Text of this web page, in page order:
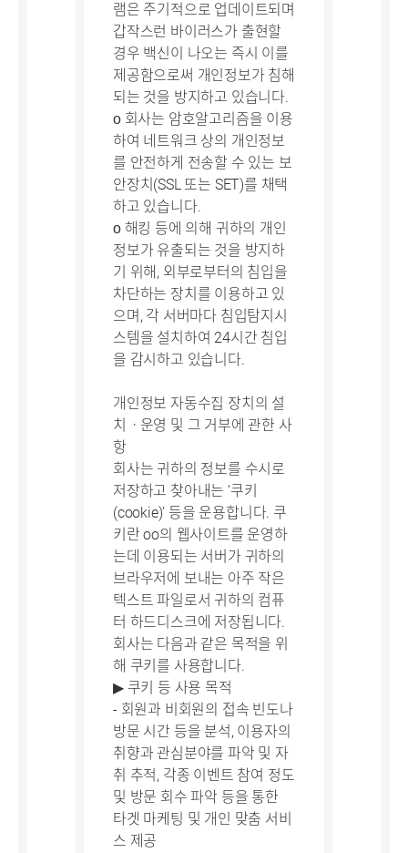
램은 주기적으로 업데이트되며
갑작스런 바이러스가 출현할
경우 백신이 나오는 즉시 이를
제공함으로써 개인정보가 침해
되는 것을 방지하고 있습니다.
ο 회사는 암호알고리즘을 이용
하여 네트워크 상의 개인정보
를 안전하게 전송할 수 있는 보
안장치(SSL 또는 SET)를 채택
하고 있습니다.
ο 해킹 등에 의해 귀하의 개인
정보가 유출되는 것을 방지하
기 위해, 외부로부터의 침입을
차단하는 장치를 이용하고 있
으며, 각 서버마다 침입탐지시
스템을 설치하여 24시간 침입
을 감시하고 있습니다.
개인정보 자동수집 장치의 설
치ㆍ운영 및 그 거부에 관한 사
항
회사는 귀하의 정보를 수시로
저장하고 찾아내는 ‘쿠키
(cookie)’ 등을 운용합니다. 쿠
키란 oo의 웹사이트를 운영하
는데 이용되는 서버가 귀하의
브라우저에 보내는 아주 작은
텍스트 파일로서 귀하의 컴퓨
터 하드디스크에 저장됩니다.
회사는 다음과 같은 목적을 위
해 쿠키를 사용합니다.
▶ 쿠키 등 사용 목적
- 회원과 비회원의 접속 빈도나
방문 시간 등을 분석, 이용자의
취향과 관심분야를 파악 및 자
취 추적, 각종 이벤트 참여 정도
및 방문 회수 파악 등을 통한
타겟 마케팅 및 개인 맞춤 서비
스 제공